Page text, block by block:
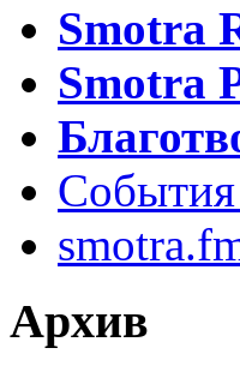
Smotra
Smotra
События
Архив